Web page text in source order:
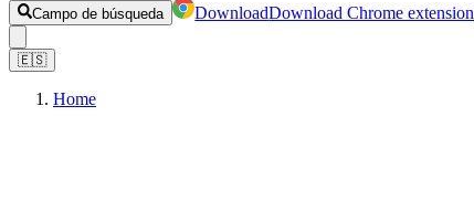
Campo de búsqueda DownloadDownload Chrome extension
🇪🇸
Home